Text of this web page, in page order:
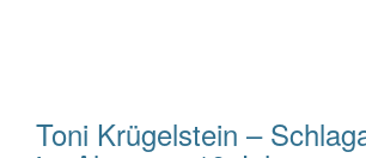
Toni Krügelstein –